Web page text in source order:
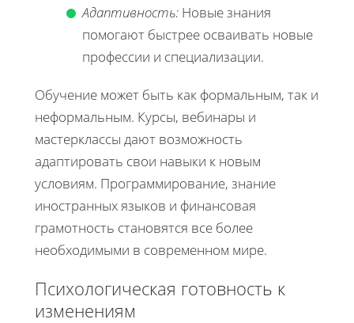
Адаптивность: Новые знания
помогают быстрее осваивать новые
профессии и специализации.
Обучение может быть как формальным, так и
неформальным. Курсы, вебинары и
мастерклассы дают возможность
адаптировать свои навыки к новым
условиям. Программирование, знание
иностранных языков и финансовая
грамотность становятся все более
необходимыми в современном мире.
Психологическая готовность к
изменениям